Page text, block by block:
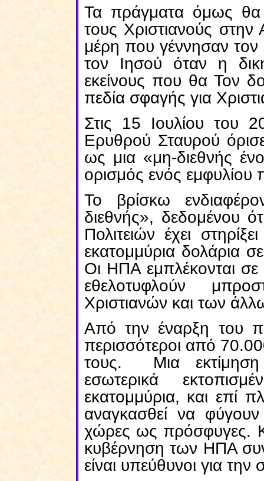
Τα πράγματα όμως θα
τους Χριστιανούς στην
μέρη που γέννησαν τον
τον Ιησού όταν η
εκείνους που θα Τον
πεδία σφαγής για
Στις 15 Ιουλίου του
Ερυθρού Σταυρού
ως μια «μη-διεθνής
ορισμός ενός
Το βρίσκω
διεθνής», δεδομένου
Πολιτειών έχει
εκατομμύρια δολάρια
Οι ΗΠΑ εμπλέκονται σε
εθελοτυφλούν
Χριστιανών και των
Από την έναρξη του
περισσότεροι από
τους. Μια εκτίμηση
εσωτερικά
εκατομμύρια, και επί
αναγκασθεί να
χώρες ως πρόσφυγες.
κυβέρνηση των ΗΠΑ
είναι υπεύθυνοι για την